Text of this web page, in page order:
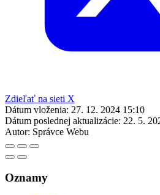
Zdieľať na sieti X
Dátum vloženia: 27. 12. 2024 15:10
Dátum poslednej aktualizácie: 22. 5.
Autor: Správce Webu
Oznamy